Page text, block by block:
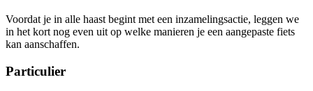
Voordat je in alle haast begint met een inzamelingsactie, leggen we
in het kort nog even uit op welke manieren je een aangepaste fiets
kan aanschaffen.
Particulier